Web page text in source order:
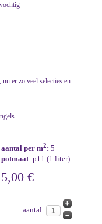
er zo veel selecties en
aantal per m2: 5
potmaat: p11 (1 liter)
5,00 €
aantal: